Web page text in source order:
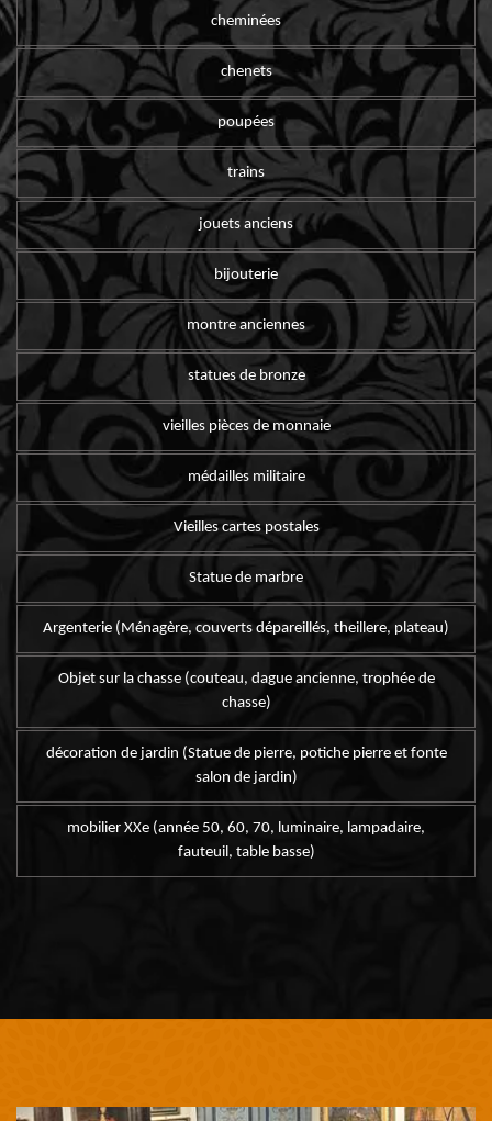
cheminées
chenets
poupées
trains
jouets anciens
bijouterie
montre anciennes
statues de bronze
vieilles pièces de monnaie
médailles militaire
Vieilles cartes postales
Statue de marbre
Argenterie (Ménagère, couverts dépareillés, theillere, plateau)
Objet sur la chasse (couteau, dague ancienne, trophée de
chasse)
décoration de jardin (Statue de pierre, potiche pierre et fonte
salon de jardin)
mobilier XXe (année 50, 60, 70, luminaire, lampadaire,
fauteuil, table basse)